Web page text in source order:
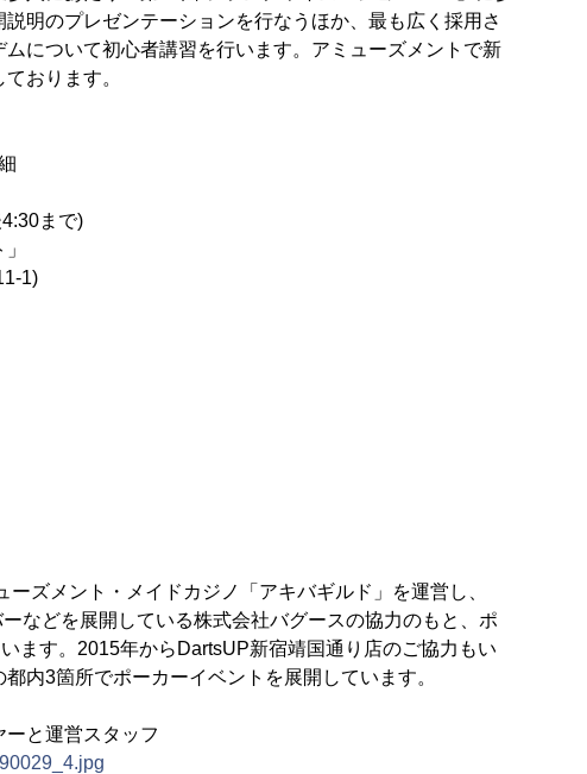
明のプレゼンテーションを行なうほか、最も広く採用さ
について初心者講習を行います。アミューズメントで新
おります。
まで)
1)
ズメント・メイドカジノ「アキバギルド」を運営し、
などを展開している株式会社バグースの協力のもと、ポ
ます。2015年からDartsUP新宿靖国通り店のご協力もい
内3箇所でポーカーイベントを展開しています。
と運営スタッフ